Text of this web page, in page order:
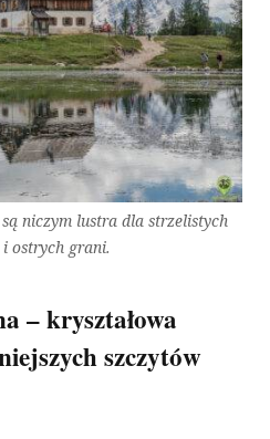
niczym lustra dla strzelistych
ostrych grani.
– kryształowa
szczytów